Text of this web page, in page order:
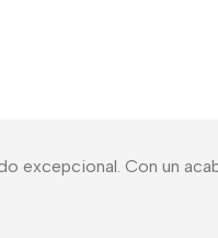
excepcional. Con un